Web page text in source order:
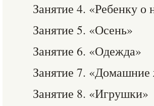
Занятие 4. «Ребенку о
Занятие 5. «Осень»
Занятие 6. «Одежда»
Занятие 7.
Занятие 8. «Игрушки»